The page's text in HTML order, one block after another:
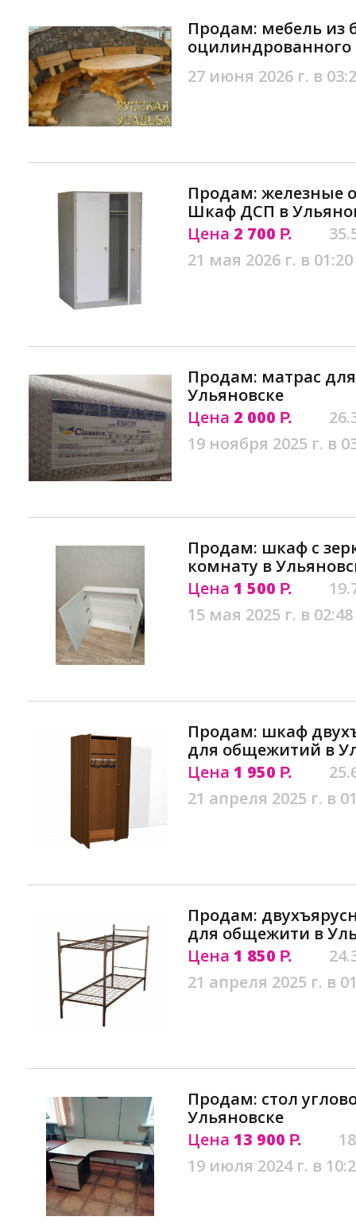
Продам: мебель из
оцилиндрованного
27 июня 2026 г. в
Продам: железные
Шкаф ДСП в
Цена 2 700 Р.
21 мая 2026 г. в 01:20
Продам: матрас
Ульяновске
Цена 2 000 Р.
19 ноября 2025 г. в
Продам: шкаф с
комнату в
Цена 1 500 Р.
15 мая 2025 г. в 02:48
Продам: шкаф
для общежитий в
Цена 1 950 Р.
21 апреля 2025 г. в
Продам:
для общежити в
Цена 1 850 Р.
21 апреля 2025 г. в
Продам: стол
Ульяновске
Цена 13 900 Р.
19 июля 2024 г. в